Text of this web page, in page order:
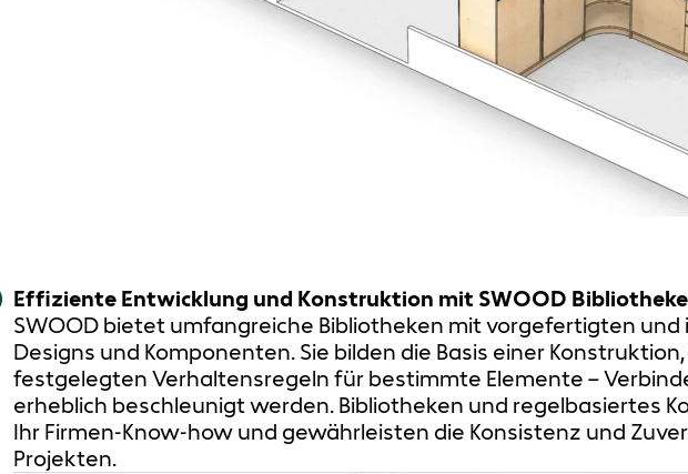
Effiziente Entwicklung und Konstruktion mit SWOOD
SWOOD bietet umfangreiche Bibliotheken mit vorgefertigten und
Designs und Komponenten. Sie bilden die Basis einer
festgelegten Verhaltensregeln für bestimmte Elemente –
erheblich beschleunigt werden. Bibliotheken und regelbasiertes
Ihr Firmen-Know-how und gewährleisten die Konsistenz und
Projekten.